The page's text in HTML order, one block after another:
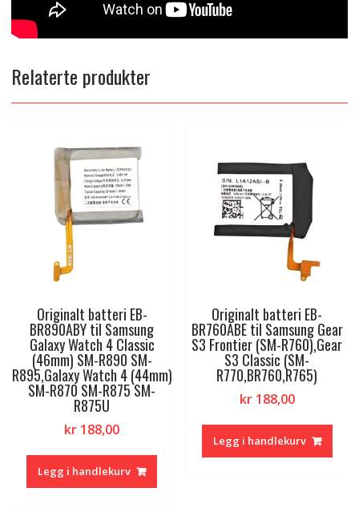
Relaterte produkter
Originalt batteri EB-
BR890ABY til Samsung
Galaxy Watch 4 Classic
(46mm) SM-R890 SM-
R895,Galaxy Watch 4 (44mm)
SM-R870 SM-R875 SM-
R875U
kr 188,00
Legg i handlekurv
Originalt batteri EB-
BR760ABE til Samsung Gear
S3 Frontier (SM-R760),Gear
S3 Classic (SM-
R770,BR760,R765)
kr188,00
Legg i handlekurv